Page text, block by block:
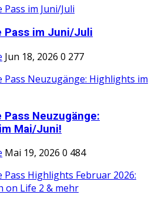
Pass im Juni/Juli
Jun 18, 2026 0 277
Pass Neuzugänge:
Mai/Juni!
Mai 19, 2026 0 484